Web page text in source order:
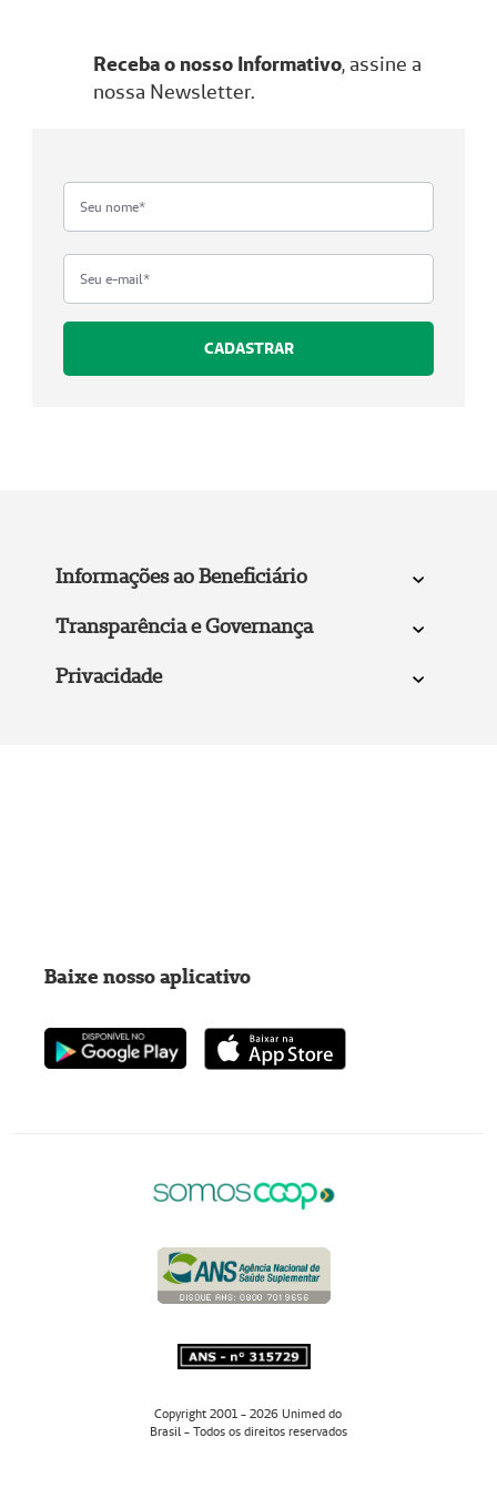
Receba o nosso Informativo, assine a
nossa Newsletter.
CADASTRAR
Informações ao Beneficiário
Transparência e Governança
Privacidade
Baixe nosso aplicativo
Copyright 2001 - 2026 Unimed do
Brasil - Todos os direitos reservados